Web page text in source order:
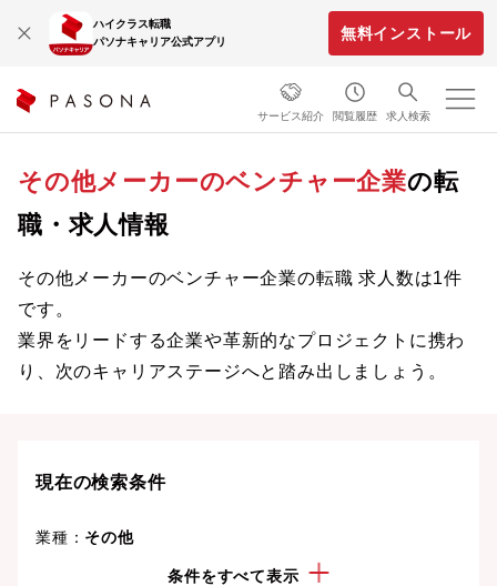
ハイクラス転職
パソナキャリア公式アプリ
無料インストール
サービス紹介 閲覧履歴 求人検索
その他メーカーのベンチャー企業の転
職・求人情報
その他メーカーのベンチャー企業の転職 求人数は1件
です。
業界をリードする企業や革新的なプロジェクトに携わ
り、次のキャリアステージへと踏み出しましょう。
現在の検索条件
業種： その他
ベンチャー企業
条件をすべて表示